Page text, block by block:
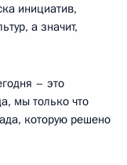
инициатив,
а значит,
– это
мы только что
которую решено